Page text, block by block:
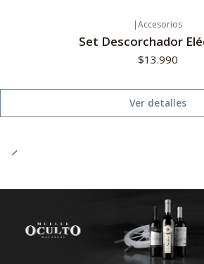
|Accesorios
Set Descorchador
$13.990
Ver detalles